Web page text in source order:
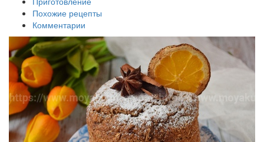
Похожие рецепты
Комментарии